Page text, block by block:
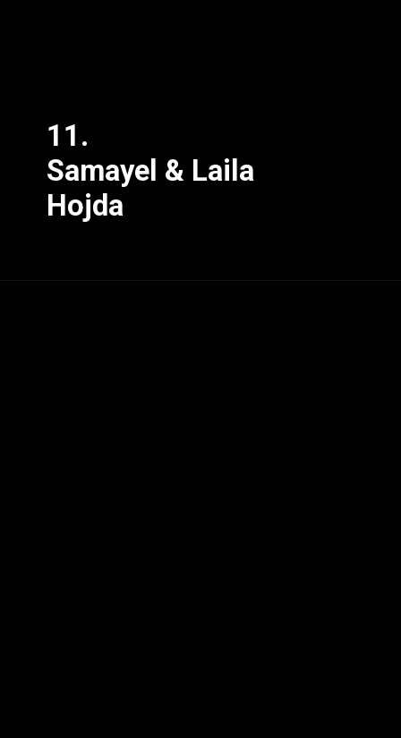
11.
Samayel & Laila
Hojda